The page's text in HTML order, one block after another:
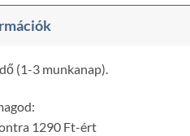
(1-3 munkanap).
1290 Ft-ért